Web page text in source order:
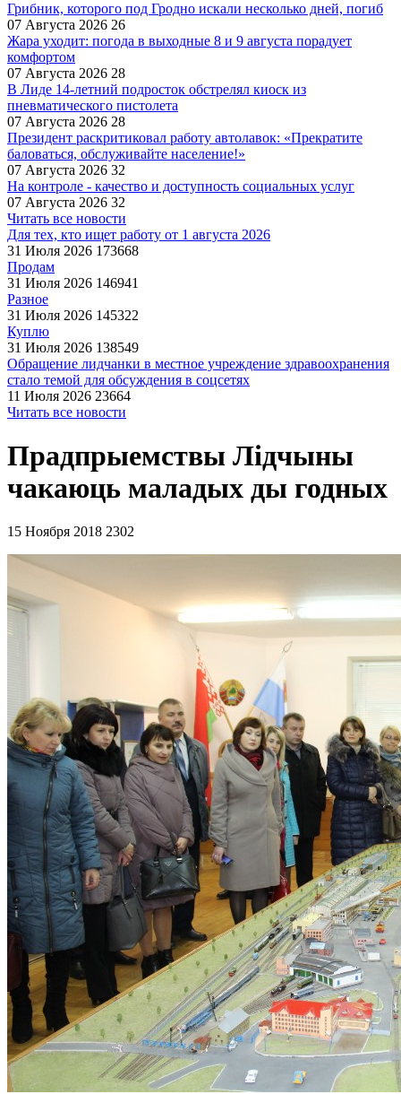
Грибник, которого под Гродно искали несколько дней, погиб
07 Августа 2026 26
Жара уходит: погода в выходные 8 и 9 августа порадует
комфортом
07 Августа 2026 28
В Лиде 14-летний подросток обстрелял киоск из
пневматического пистолета
07 Августа 2026 28
Президент раскритиковал работу автолавок: «Прекратите
баловаться, обслуживайте население!»
07 Августа 2026 32
На контроле - качество и доступность социальных услуг
07 Августа 2026 32
Читать все новости
Для тех, кто ищет работу от 1 августа 2026
31 Июля 2026 173668
Продам
31 Июля 2026 146941
Разное
31 Июля 2026 145322
Куплю
31 Июля 2026 138549
Обращение лидчанки в местное учреждение здравоохранения
стало темой для обсуждения в соцсетях
11 Июля 2026 23664
Читать все новости
Прадпрыемствы Лідчыны
чакаюць маладых ды годных
15 Ноября 2018 2302